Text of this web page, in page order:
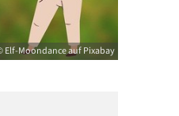
Elf-Moondance auf Pixabay